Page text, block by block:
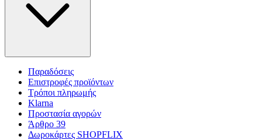
Παραδόσεις
Επιστροφές προϊόντων
Τρόποι πληρωμής
Klarna
Προστασία αγορών
Άρθρο 39
Δωροκάρτες SHOPFLIX